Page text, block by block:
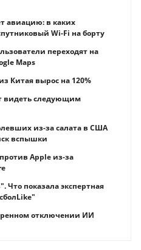
авиацию: в каких
Wi-Fi на борту
переходят на
Maps
Китая вырос на 120%
видеть следующим
из-за салата в США
вспышки
Apple из-за
Что показала экспертная
отключении ИИ